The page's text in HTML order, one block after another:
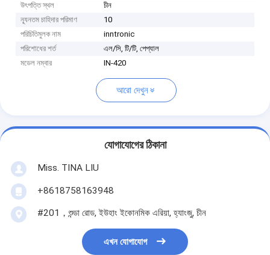
উৎপত্তি স্থল
চীন
ন্যূনতম চাহিদার পরিমাণ
10
পরিচিতিমুলক নাম
inntronic
পরিশোধের শর্ত
এল/সি, টি/টি, পেপ্যাল
মডেল নম্বার
IN-420
আরো দেখুন
যোগাযোগের ঠিকানা
Miss. TINA LIU
+8618758163948
#201，শুন্ডা রোড, ইউহাং ইকোনমিক এরিয়া, হ্যাংজু, চীন
এখন যোগাযোগ